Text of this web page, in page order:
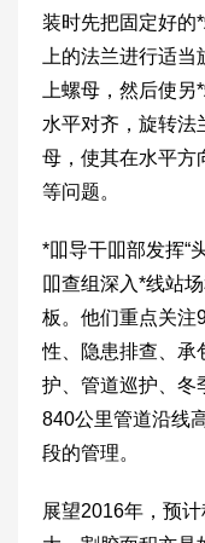
装时先把固定好的
上的法兰进行适
上螺母，然后使
水平对齐，旋转法
母，使其在水平方
等问题。
*吅导干吅部发挥“
吅查组深入*线站
板。他们重点关注
性、隐患排查、承
护、管道巡护、冬
840公里管道沿线
段的管理。
展望2016年，预